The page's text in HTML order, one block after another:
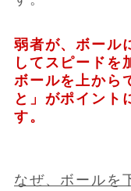
弱者が、ボール
してスピードを
ボールを上から
と」がポイント
す。
なぜ、ボールを